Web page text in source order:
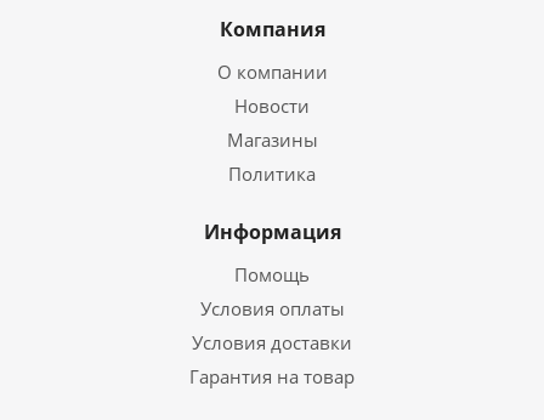
Компания
О компании
Новости
Магазины
Политика
Информация
Помощь
Условия оплаты
Условия доставки
Гарантия на товар